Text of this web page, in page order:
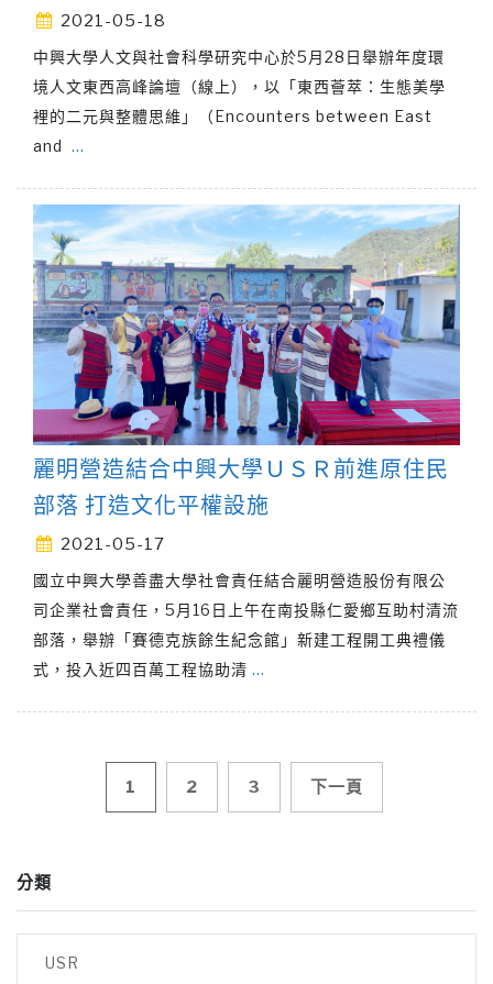
2021-05-18
中興大學人文與社會科學研究中心於5月28日舉辦年度環
境人文東西高峰論壇（線上），以「東西薈萃：生態美學
裡的二元與整體思維」（Encounters between East
and …
麗明營造結合中興大學ＵＳＲ前進原住民
部落 打造文化平權設施
2021-05-17
國立中興大學善盡大學社會責任結合麗明營造股份有限公
司企業社會責任，5月16日上午在南投縣仁愛鄉互助村清流
部落，舉辦「賽德克族餘生紀念館」新建工程開工典禮儀
式，投入近四百萬工程協助清 …
導
覽
1 2 3 下一頁
分類
USR